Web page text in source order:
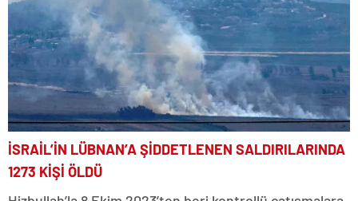
İSRAİL’İN LÜBNAN’A ŞİDDETLENEN SALDIRILARINDA
1273 KİŞİ ÖLDÜ